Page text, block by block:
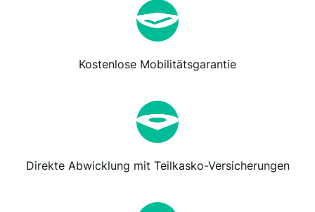
Kostenlose Mobilitätsgarantie
Direkte Abwicklung mit Teilkasko-Versicherungen